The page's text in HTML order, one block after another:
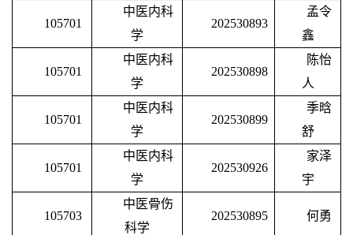
105701
中医内科
学
202530893
孟令
鑫
105701
中医内科
学
202530898
陈怡
人
105701
中医内科
学
202530899
季晗
舒
105701
中医内科
学
202530926
家泽
宇
105703
中医骨伤
科学
202530895 何勇